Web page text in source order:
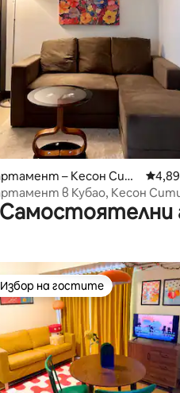
от 5, 55 отзива
– Кесон Сит
в Кубао, Кесон
Самостоятелни
популярен избор на гостите
Избор на гостите